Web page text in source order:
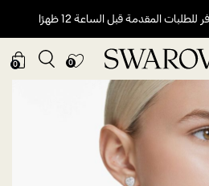
المقدمة قبل الساعة 12 ظهرًا
0
0